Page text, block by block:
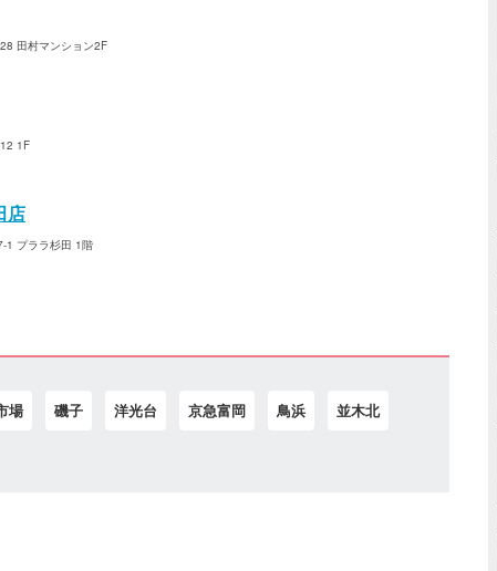
田村マンション2F
1F
店
1 プララ杉田 1階
場 磯子 洋光台 京急富岡 鳥浜 並木北